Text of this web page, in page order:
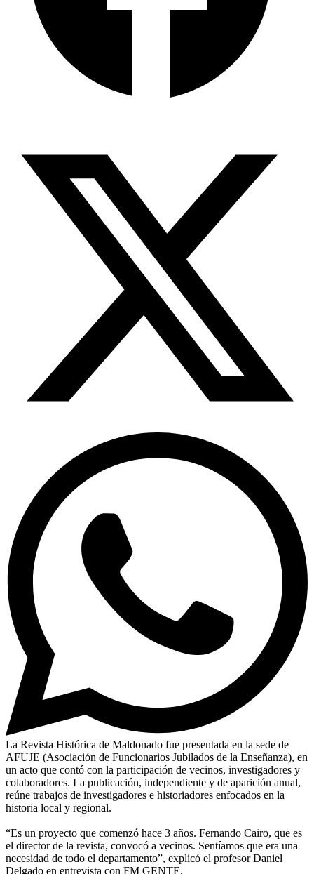
La Revista Histórica de Maldonado fue presentada en la sede de
AFUJE (Asociación de Funcionarios Jubilados de la Enseñanza), en
un acto que contó con la participación de vecinos, investigadores y
colaboradores. La publicación, independiente y de aparición anual,
reúne trabajos de investigadores e historiadores enfocados en la
historia local y regional.
“Es un proyecto que comenzó hace 3 años. Fernando Cairo, que es
el director de la revista, convocó a vecinos. Sentíamos que era una
necesidad de todo el departamento”, explicó el profesor Daniel
Delgado en entrevista con FM GENTE.